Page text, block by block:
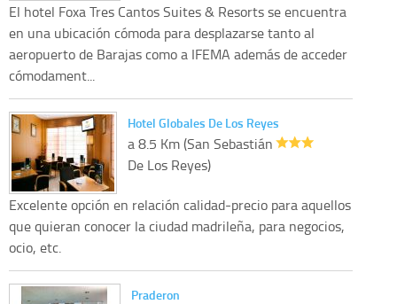
El hotel Foxa Tres Cantos Suites & Resorts se encuentra
en una ubicación cómoda para desplazarse tanto al
aeropuerto de Barajas como a IFEMA además de acceder
cómodament...
Hotel Globales De Los Reyes
a 8.5 Km (San Sebastián
De Los Reyes)
Excelente opción en relación calidad-precio para aquellos
que quieran conocer la ciudad madrileña, para negocios,
ocio, etc.
Praderon